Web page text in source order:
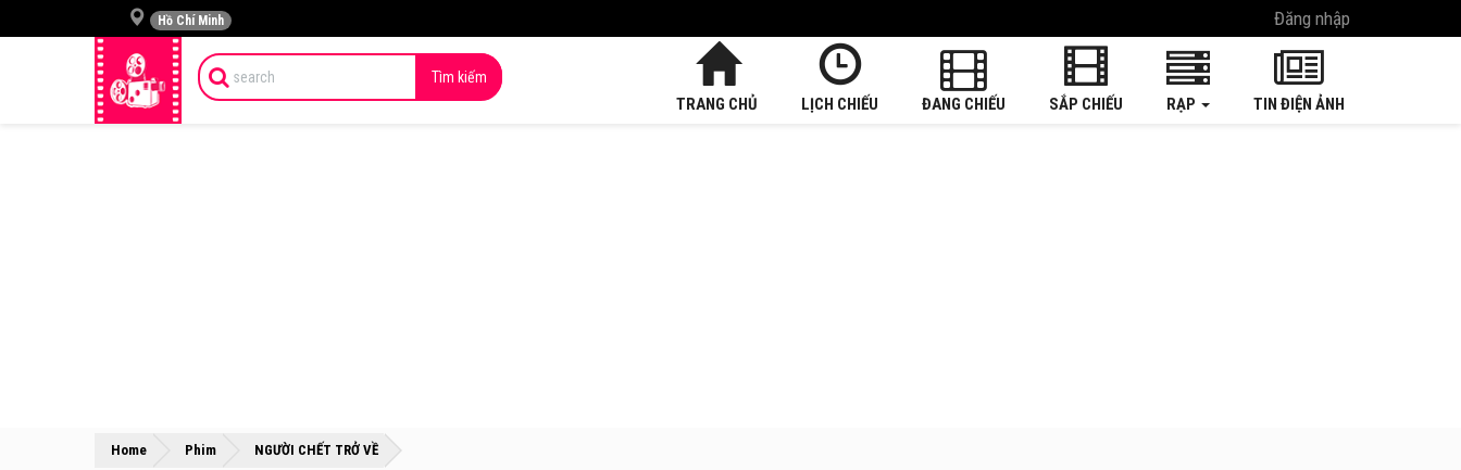
Hồ Chí Minh Đăng nhập
Tìm kiếm
TRANG CHỦ LỊCH CHIẾU ĐANG CHIẾU SẮP CHIẾU RẠP TIN ĐIỆN ẢNH
Home »
Phim »
NGƯỜI CHẾT TRỞ VỀ